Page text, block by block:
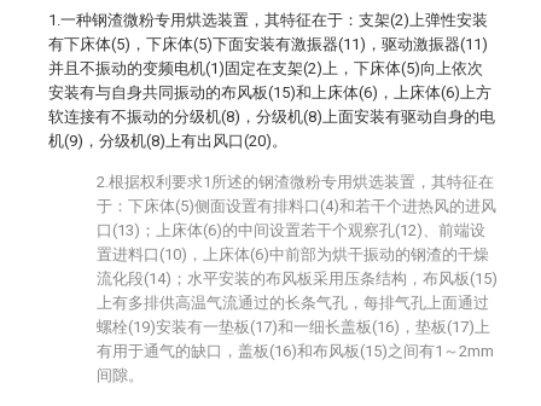
1.一种钢渣微粉专用烘选装置，其特征在于：支架(2)上弹性安装
有下床体(5)，下床体(5)下面安装有激振器(11)，驱动激振器(11)
并且不振动的变频电机(1)固定在支架(2)上，下床体(5)向上依次
安装有与自身共同振动的布风板(15)和上床体(6)，上床体(6)上方
软连接有不振动的分级机(8)，分级机(8)上面安装有驱动自身的电
机(9)，分级机(8)上有出风口(20)。
2.根据权利要求1所述的钢渣微粉专用烘选装置，其特征在
于：下床体(5)侧面设置有排料口(4)和若干个进热风的进风
口(13)；上床体(6)的中间设置若干个观察孔(12)、前端设
置进料口(10)，上床体(6)中前部为烘干振动的钢渣的干燥
流化段(14)；水平安装的布风板采用压条结构，布风板(15)
上有多排供高温气流通过的长条气孔，每排气孔上面通过
螺栓(19)安装有一垫板(17)和一细长盖板(16)，垫板(17)上
有用于通气的缺口，盖板(16)和布风板(15)之间有1～2mm
间隙。